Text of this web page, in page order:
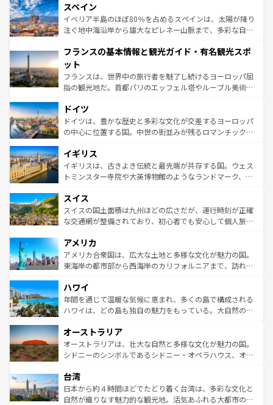
ろん、トスカーナの美しい田園風景やアマルフィ海岸の絶
景など、自然景観も見逃せない。観光の合間には、本場の
ピザやパスタなど、絶品のイタリア料理を堪能することも
ませてくれるイタリアで、忘れられない旅をしてみよう！
なお、新着のイタリア情報は
しい。
スペイン
イベリア半島のほぼ80％を占めるスペインは、太陽が降り
注ぐ地中海沿岸から雄大なピレネー山脈まで、多彩な自然
文化が根付くこの国では、情熱的なフラメンコ、熱気あふ
れる闘牛、そして美味しいタパスが生活の一部となってい
る。首都マドリードの洗練された雰囲気や、バルセロナの
アートに溢れた街角から、地方では古代ローマ遺跡や中世
せる。地方によって風土や気候が異なるスペインはその個
性で訪れる人を魅了する。 なお、新着のスペイン情報は コ
ンテンツ一覧を参照してほしい。
フランスの基本情報と観光ガイド・有名観光スポ
ット
フランスは、世界中の旅行者を魅了し続けるヨーロッパ屈
指の観光地だ。首都パリのエッフェル塔やルーブル美術館
で、幅広い魅力が詰まっている。華麗な宮殿、歴史的な大
聖堂、美しいビーチ、そして豊かな自然が、訪れる者を心
から魅了する。また、フランスは美食の国としても知ら
いる。シャンパンの発祥地であるランス、プロヴァンスの
香り高いラベンダー畑など、多彩な楽しみ方が可能だ。さ
らに、パリ以外の地域にも魅力が溢れており、どの街角に
れる地方に足を運ぶとそれぞれで全く異なる文化を体験で
きるだろう。 なお、新着のフランス情報はコンテンツ一覧
を参照してほしい。
ドイツ
ドイツは、豊かな歴史と多彩な文化が交差するヨーロッパ
の中心に位置する国。中世の街並みが残るロマンチック街
顔を持つこの国は、どこを歩いても飽きることがない。ベ
ルリンの文化的活気、バイエルン州のアルプスの絶景、そ
してライン川沿いのワイン畑といった風景は必見。ビール
は、お酒好きな人にはぜひ体験してほしい。 なお、新着の
ドイツ情報はコンテンツ一覧を参照してほしい。
イギリス
イギリスは、古きよき伝統と最先端が共存する国。ウェス
トミンスター寺院や大英博物館のようなランドマーク、歴
リアごとに異なる魅力がある。また、優雅なアフタヌーン
ティー、ビール好きにはたまらない英国パブ、サッカー観
戦など、本場だからこそできる体験も豊富。イギリスを旅
ンツ一覧を参照してほしい。
スイス
スイスの国土面積は九州ほどの広さだが、運行時刻が正確
な交通網が整備されており、初心者でも安心して個人旅行
の建物がそのまま残る町や、スイスならではのユニークな
博物館もあり、アルプス観光だけでなく町歩きも満喫する
ことができる。国民の所得が高いため物価も高いが、旅行
ば市内交通費無料で観光を楽しむこともできる。 なお、新
着のスイス情報はコンテンツ一覧 を参照してほしい。
アメリカ
アメリカ合衆国は、広大な土地と多様な文化が魅力の国。
東海岸の都市部から西海岸のカリフォルニアまで、訪れる
のような巨大都市は、観光、ショッピング、エンターテイ
ンメントが詰まった刺激的なスポットだ。一方、アメリカ
西部には大自然が広がり、グランドキャニオンやイエロー
部のニューオーリンズでは、音楽と美食が融合した独特の
文化が魅力。旅行者はアメリカの各地域で異なる魅力を楽
しみながら、その多様性と豊かな歴史を感じることができ
ならではの贅沢な旅のスタイルだ。 なお、新着のアメリカ
情報はコンテンツ一覧を参照してほしい。
ハワイ
年間を通じて温暖な気候に恵まれ、多くの島で構成される
ハワイは、どの島も独自の魅力をもっている。大自然の神
ワイ島は見逃せない。また、定番の観光地といえばオアフ
島だが、静かな自然を求めるならマウイ島やカウアイ島が
おすすめ。エメラルドグリーンに輝く海をはじめ、豊かな
れるおもてなしの心で訪れる人々を迎えてくれるハワイの
人々、おいしいローカルフードやハワイアンミュージッ
ク、伝統的なフラダンスなど、すべてがハワイの魅力を彩
オーストラリア
オーストラリアは、壮大な自然と多様な文化が魅力の国。
シドニーのシンボルであるシドニー・オペラハウス、オー
リアリーフや大陸中央部にそびえるウルル（エアーズロッ
ク）、タスマニアの美しい原生林やケアンズの熱帯雨林な
ど、見どころがたくさん。また、カフェやワイン、オージ
台湾
日本から約４時間ほどでたどり着く台湾は、多彩な文化と
自然が織りなす魅力的な観光地。活気あふれる大都市の台